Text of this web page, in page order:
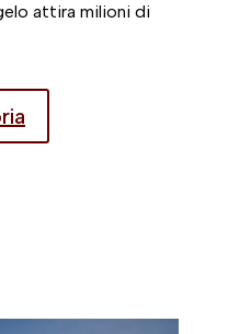
attira milioni di